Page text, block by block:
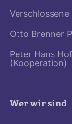
Verschlossene
Otto Brenner
Peter Hans
(Kooperation)
Wer wir sind